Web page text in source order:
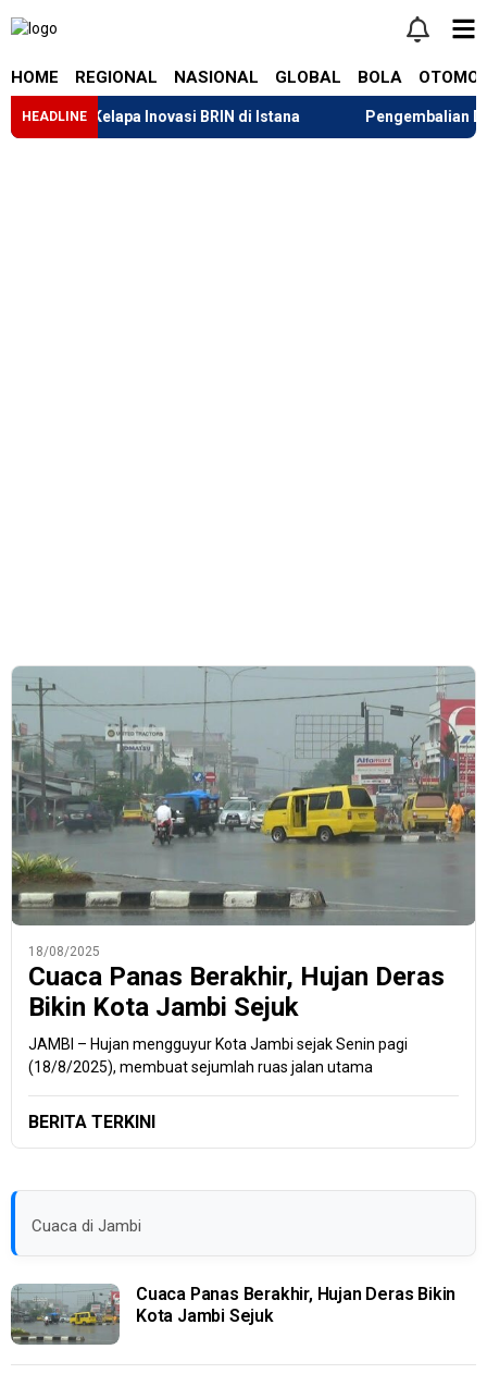
HOME REGIONAL NASIONAL GLOBAL BOLA
HEADLINE
Kelapa Inovasi BRIN di Istana Pengembalian Dana
18/08/2025
Cuaca Panas Berakhir, Hujan Deras
Bikin Kota Jambi Sejuk
JAMBI – Hujan mengguyur Kota Jambi sejak Senin pagi
(18/8/2025), membuat sejumlah ruas jalan utama
BERITA TERKINI
Cuaca di Jambi
Cuaca Panas Berakhir, Hujan Deras Bikin
Kota Jambi Sejuk